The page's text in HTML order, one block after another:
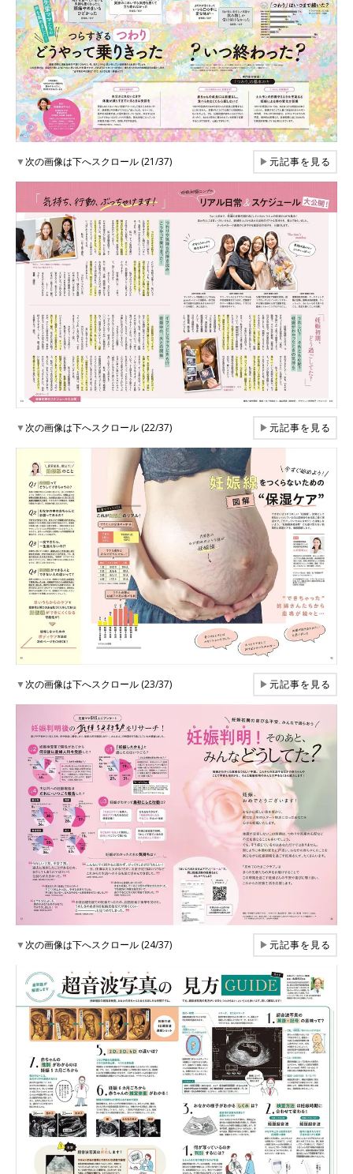
▼次の画像は下へスクロール (21/37) ▶元記事を見る
▼次の画像は下へスクロール (22/37) ▶元記事を見る
▼次の画像は下へスクロール (23/37) ▶元記事を見る
▼次の画像は下へスクロール (24/37) ▶元記事を見る